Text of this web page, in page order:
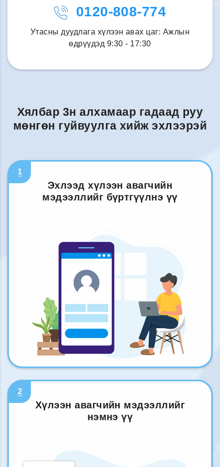
0120-808-774
Утасны дуудлага хүлээн авах цаг: Ажлын
өдрүүдэд 9:30 - 17:30
Хялбар 3н алхамаар гадаад руу
мөнгөн гуйвуулга хийж эхлээрэй
1
Эхлээд хүлээн авагчийн
мэдээллийг бүртгүүлнэ үү
2
Хүлээн авагчийн мэдээллийг
нэмнэ үү